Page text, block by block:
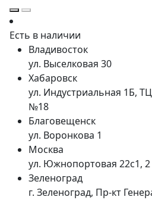
Есть в наличии
Владивосток
ул. Выселковая 30
Хабаровск
ул. Индустриальная 1Б,
№18
Благовещенск
ул. Воронкова 1
Москва
ул. Южнопортовая 22с1,
Зеленоград
г. Зеленоград, Пр-кт